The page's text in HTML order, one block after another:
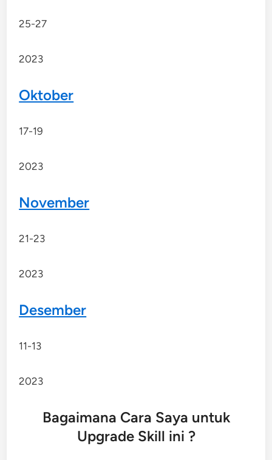
25-27
2023
Oktober
17-19
2023
November
21-23
2023
Desember
11-13
2023
Bagaimana Cara Saya untuk
Upgrade Skill ini ?